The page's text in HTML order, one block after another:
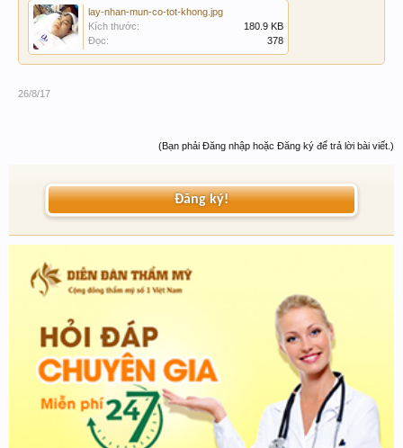
lay-nhan-mun-co-tot-khong.jpg
Kích thước:
180.9 KB
Đọc:
378
26/8/17
(Bạn phải Đăng nhập hoặc Đăng ký để trả lời bài viết.)
Đăng ký!